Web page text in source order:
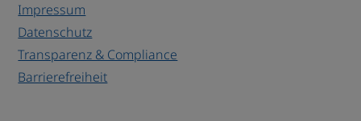
Impressum
Datenschutz
Transparenz & Compliance
Barrierefreiheit